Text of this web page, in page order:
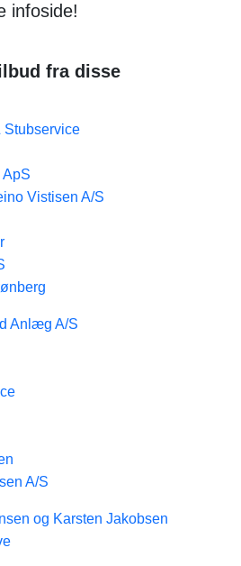
infoside!
fra disse
Stubservice
ApS
Vistisen A/S
Anlæg A/S
A/S
og Karsten Jakobsen